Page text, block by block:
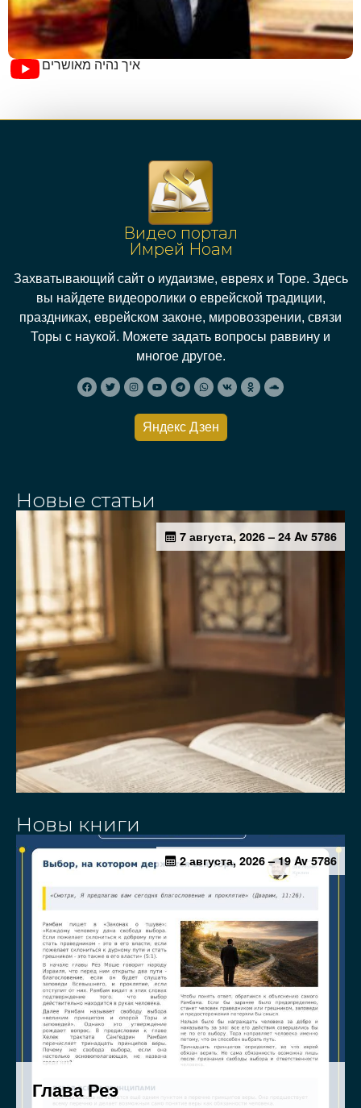
איך נהיה מאושרים
Видео портал
Имрей Ноам
Захватывающий сайт о иудаизме, евреях и Торе. Здесь
вы найдете видеоролики о еврейской традиции,
праздниках, еврейском законе, мировоззрении, связи
Торы с наукой. Можете задать вопросы раввину и
многое другое.
Яндекс Дзен
Новые статьи
Новы книги